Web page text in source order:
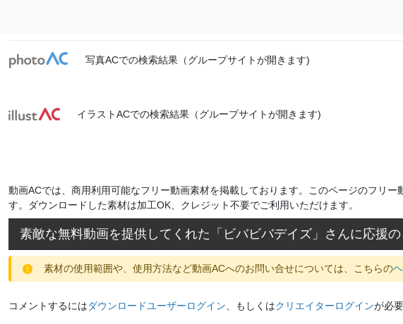
写真ACでの検索結果（グループサイトが開きます)
イラストACでの検索結果（グループサイトが開きます)
動画ACでは、商用利用可能なフリー動画素材を掲載しております。このページのフリー
す。ダウンロードした素材は加工OK、クレジット不要でご利用いただけます。
素敵な無料動画を提供してくれた「 ビバビバデイズ 」さんに応援
素材の使用範囲や、使用方法など動画ACへのお問い合せについては、こちらの
コメントするにはダウンロードユーザーログイン 、もしくはクリエイターログインが必